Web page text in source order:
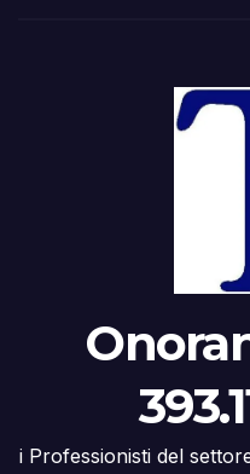
i Professionisti del